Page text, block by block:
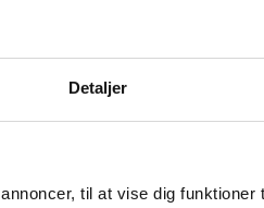
Detaljer
til at vise dig